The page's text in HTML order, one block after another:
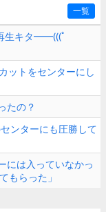
一覧
生キタ━━(((ﾟ
ットをセンターにし
たの？
ンターにも圧勝して
には入っていなかっ
もらった」